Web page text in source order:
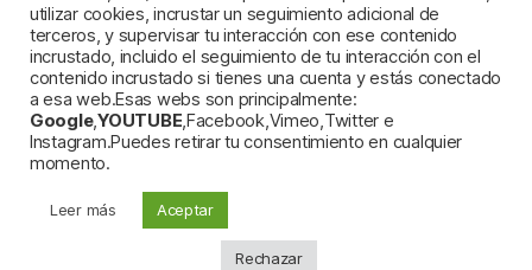
Marca registrada
La Corte del Inglés
utilizar cookies, incrustar un seguimiento adicional de
terceros, y supervisar tu interacción con ese contenido
incrustado, incluido el seguimiento de tu interacción con el
contenido incrustado si tienes una cuenta y estás conectado
a esa web.Esas webs son principalmente:
Google,YOUTUBE,Facebook,Vimeo,Twitter e
Instagram.Puedes retirar tu consentimiento en cualquier
momento.
Leer más Aceptar
Rechazar